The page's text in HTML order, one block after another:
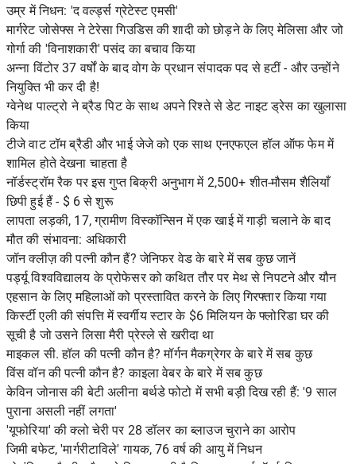
उम्र में निधन: 'द वर्ल्ड्स ग्रेटेस्ट एमसी'
मार्गरेट जोसेफ्स ने टेरेसा गिउडिस की शादी को छोड़ने के लिए मेलिसा और जो
गोर्गा की 'विनाशकारी' पसंद का बचाव किया
अन्ना विंटोर 37 वर्षों के बाद वोग के प्रधान संपादक पद से हटीं - और उन्होंने
नियुक्ति भी कर दी है!
ग्वेनेथ पाल्ट्रो ने ब्रैड पिट के साथ अपने रिश्ते से डेट नाइट ड्रेस का खुलासा
किया
टीजे वाट टॉम ब्रैडी और भाई जेजे को एक साथ एनएफएल हॉल ऑफ फेम में
शामिल होते देखना चाहता है
नॉर्डस्ट्रॉम रैक पर इस गुप्त बिक्री अनुभाग में 2,500+ शीत-मौसम शैलियाँ
छिपी हुई हैं - $ 6 से शुरू
लापता लड़की, 17, ग्रामीण विस्कॉन्सिन में एक खाई में गाड़ी चलाने के बाद
मौत की संभावना: अधिकारी
जॉन क्लीज़ की पत्नी कौन हैं? जेनिफर वेड के बारे में सब कुछ जानें
पर्ड्यू विश्वविद्यालय के प्रोफेसर को कथित तौर पर मेथ से निपटने और यौन
एहसान के लिए महिलाओं को प्रस्तावित करने के लिए गिरफ्तार किया गया
किर्स्टी एली की संपत्ति में स्वर्गीय स्टार के $6 मिलियन के फ्लोरिडा घर की
सूची है जो उसने लिसा मैरी प्रेस्ले से खरीदा था
माइकल सी. हॉल की पत्नी कौन है? मॉर्गन मैकग्रेगर के बारे में सब कुछ
विंस वॉन की पत्नी कौन है? काइला वेबर के बारे में सब कुछ
केविन जोनास की बेटी अलीना बर्थडे फोटो में सभी बड़ी दिख रही हैं: '9 साल
पुराना असली नहीं लगता'
'यूफोरिया' की क्लो चेरी पर 28 डॉलर का ब्लाउज चुराने का आरोप
जिमी बफेट, 'मार्गरीटाविले' गायक, 76 वर्ष की आयु में निधन